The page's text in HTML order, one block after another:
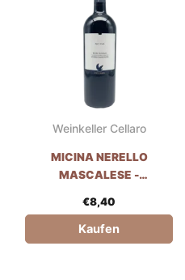
Weinkeller Cellaro
MICINA NERELLO
MASCALESE -
€8,40
Kaufen